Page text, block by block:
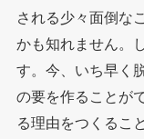
される少々面倒な
かも知れません。
す。今、いち早く
の要を作ることが
る理由をつくるこ